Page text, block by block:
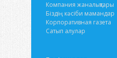
Компания жаналықтары
Біздің кәсіби мамандар
Корпоративная газета
Сатып алулар